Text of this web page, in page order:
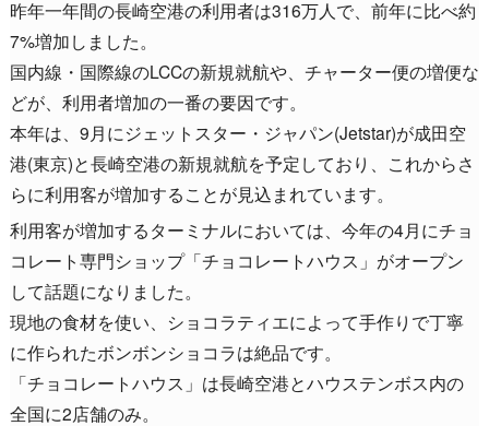
昨年一年間の長崎空港の利用者は316万人で、前年に比べ約
7%増加しました。
国内線・国際線のLCCの新規就航や、チャーター便の増便な
どが、利用者増加の一番の要因です。
本年は、9月にジェットスター・ジャパン(Jetstar)が成田空
港(東京)と長崎空港の新規就航を予定しており、これからさ
らに利用客が増加することが見込まれています。
利用客が増加するターミナルにおいては、今年の4月にチョ
コレート専門ショップ「チョコレートハウス」がオープン
して話題になりました。
現地の食材を使い、ショコラティエによって手作りで丁寧
に作られたボンボンショコラは絶品です。
「チョコレートハウス」は長崎空港とハウステンボス内の
全国に2店舗のみ。